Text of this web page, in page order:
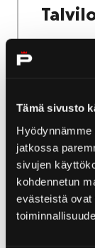
Tämä sivusto
jatkossa
sivujen
kohdennetun
evästeistä
4.12.2025
Vuoden